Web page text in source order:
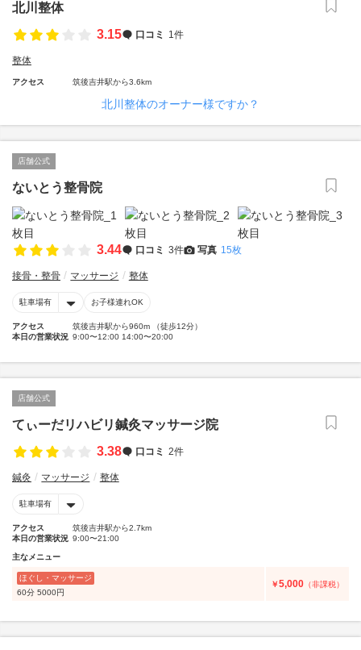
北川整体
3.15
口コミ 1件
整体
アクセス 筑後吉井駅から3.6km
北川整体のオーナー様ですか？
店舗公式
ないとう整骨院
3.44 口コミ 3件 写真 15枚
接骨・整骨 マッサージ 整体
駐車場有 お子様連れOK
アクセス
筑後吉井駅から960m （徒歩12分）
本日の営業状況 9:00〜12:00 14:00〜20:00
店舗公式
てぃーだリハビリ鍼灸マッサージ院
3.38
口コミ 2件
鍼灸 マッサージ 整体
駐車場有
アクセス
筑後吉井駅から2.7km
本日の営業状況 9:00〜21:00
主なメニュー
ほぐし・マッサージ
60分 5000円
￥5,000 （非課税）